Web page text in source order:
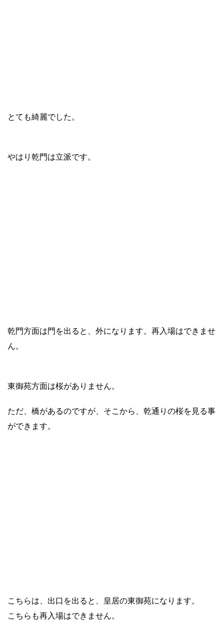
とても綺麗でした。
やはり乾門は立派です。
乾門方面は門を出ると、外になります。再入場はできませ
ん。
東御苑方面は桜がありません。
ただ、橋があるのですが、そこから、乾通りの桜を見る事
ができます。
こちらは、出口を出ると、皇居の東御苑になります。
こちらも再入場はできません。